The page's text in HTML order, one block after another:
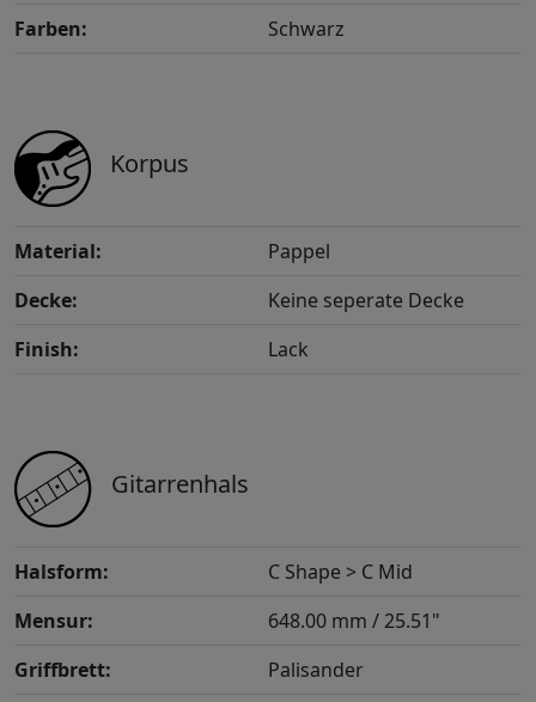
Farben:
Schwarz
Korpus
Material:
Pappel
Decke:
Keine seperate Decke
Finish:
Lack
Gitarrenhals
Halsform:
C Shape > C Mid
Mensur:
648.00 mm / 25.51"
Griffbrett:
Palisander